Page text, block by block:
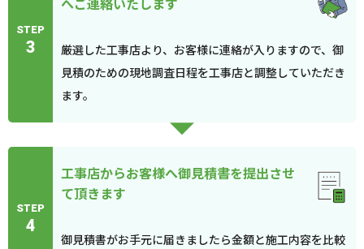
STEP
3
厳選した工事店より、お客様に連絡が入りますので、御
見積のための現地調査日程を工事店と調整していただき
ます。
STEP
4
工事店からお客様へ御見積書を提出させ
て頂きます
御見積書がお手元に届きましたら金額と施工内容を比較